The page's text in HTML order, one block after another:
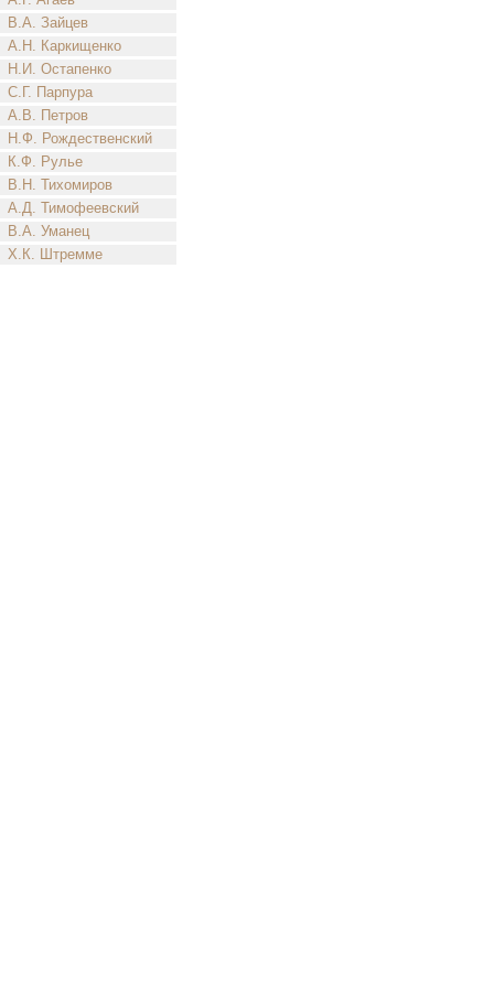
В.А. Зайцев
А.Н. Каркищенко
Н.И. Остапенко
С.Г. Парпура
А.В. Петров
Н.Ф. Рождественский
К.Ф. Рулье
В.Н. Тихомиров
А.Д. Тимофеевский
В.А. Уманец
Х.К. Штремме